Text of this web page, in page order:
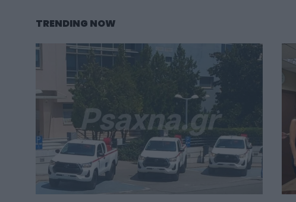
TRENDING NOW